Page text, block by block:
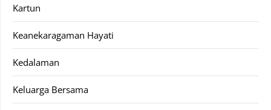
Kartun
Keanekaragaman Hayati
Kedalaman
Keluarga Bersama